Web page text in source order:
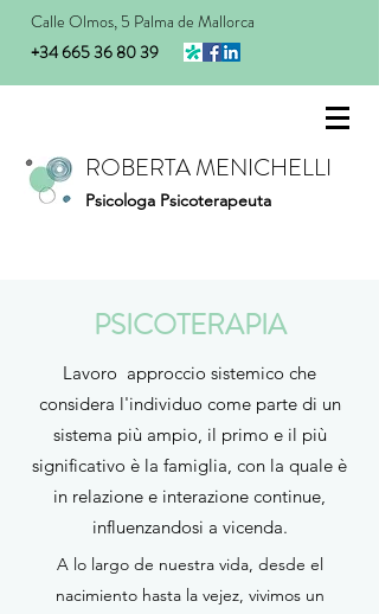
ROBERTA MENICHELLI
Psicologa Psicoterapeuta
+34 665 36 80 39
Calle Olmos, 5 Palma de Mallorca
PSICOTERAPIA
A lo largo de nuestra vida, desde el
nacimiento hasta la vejez, vivimos un
Lavoro approccio sistemico che
considera l'individuo come parte di un
sistema più ampio, il primo e il più
significativo è la famiglia, con la quale è
in relazione e interazione continue,
influenzandosi a vicenda.